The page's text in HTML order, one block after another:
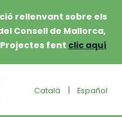
rellenvant sobre els
Consell de Mallorca,
fent clic aquí
Català | Español